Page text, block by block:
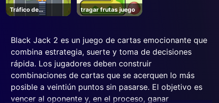
Tráfico de
camiones
tragar frutas juego
Black Jack 2 es un juego de cartas emocionante que
combina estrategia, suerte y toma de decisiones
rápida. Los jugadores deben construir
combinaciones de cartas que se acerquen lo más
posible a veintiún puntos sin pasarse. El objetivo es
vencer al oponente y, en el proceso, ganar